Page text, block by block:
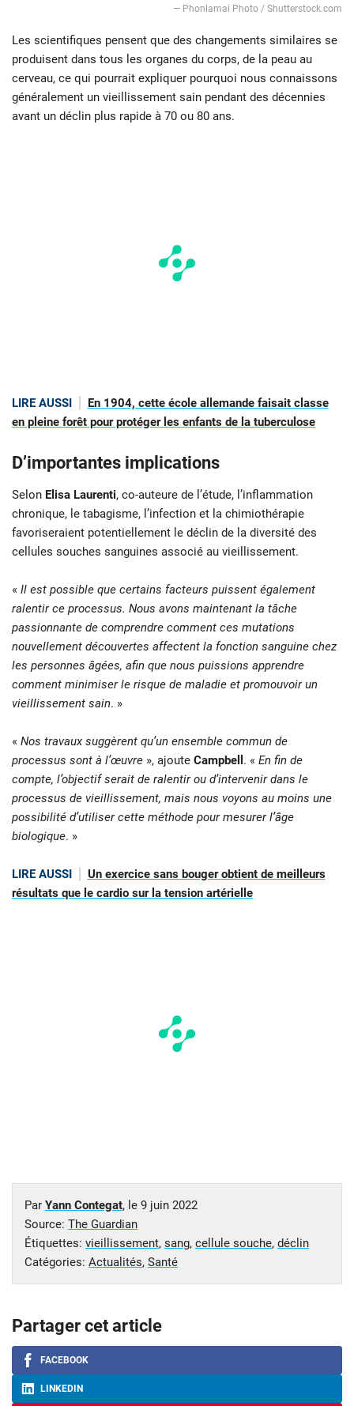
— Phonlamai Photo / Shutterstock.com
Les scientifiques pensent que des changements similaires se
produisent dans tous les organes du corps, de la peau au
cerveau, ce qui pourrait expliquer pourquoi nous connaissons
généralement un vieillissement sain pendant des décennies
avant un déclin plus rapide à 70 ou 80 ans.
LIRE AUSSI
En 1904, cette école allemande faisait classe
en pleine forêt pour protéger les enfants de la tuberculose
D’importantes implications
Selon Elisa Laurenti, co-auteure de l’étude, l’inflammation
chronique, le tabagisme, l’infection et la chimiothérapie
favoriseraient potentiellement le déclin de la diversité des
cellules souches sanguines associé au vieillissement.
« Il est possible que certains facteurs puissent également
ralentir ce processus. Nous avons maintenant la tâche
passionnante de comprendre comment ces mutations
nouvellement découvertes affectent la fonction sanguine chez
les personnes âgées, afin que nous puissions apprendre
comment minimiser le risque de maladie et promouvoir un
vieillissement sain. »
« Nos travaux suggèrent qu’un ensemble commun de
processus sont à l’œuvre », ajoute Campbell . « En fin de
compte, l’objectif serait de ralentir ou d’intervenir dans le
processus de vieillissement, mais nous voyons au moins une
possibilité d’utiliser cette méthode pour mesurer l’âge
biologique. »
LIRE AUSSI
Un exercice sans bouger obtient de meilleurs
résultats que le cardio sur la tension artérielle
Par Yann Contegat, le 9 juin 2022
Source: The Guardian
Étiquettes: vieillissement, sang, cellule souche, déclin
Catégories: Actualités, Santé
Partager cet article
FACEBOOK
LINKEDIN